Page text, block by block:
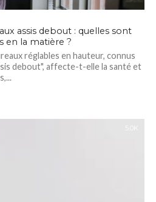
assis debout : quelles sont
en la matière ?
réglables en hauteur, connus
debout", affecte-t-elle la santé et
5.0K